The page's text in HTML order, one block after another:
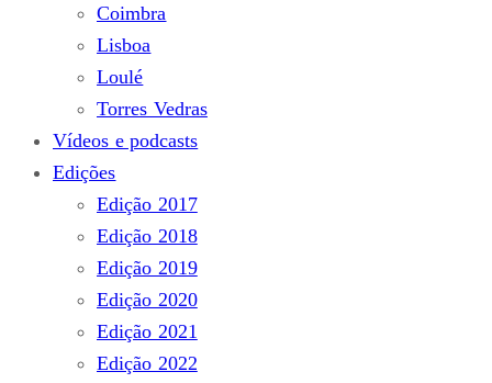
Coimbra
Lisboa
Loulé
Torres Vedras
Vídeos e podcasts
Edições
Edição 2017
Edição 2018
Edição 2019
Edição 2020
Edição 2021
Edição 2022